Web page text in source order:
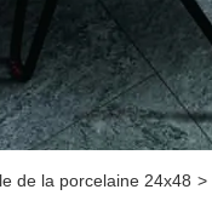
de la porcelaine 24x48 >